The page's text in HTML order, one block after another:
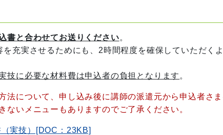
書と合わせてお送りください。
充実させるためにも、2時間程度を確保していただくよ
技に必要な材料費は申込者の負担となります 。
について、申し込み後に講師の派遣元から申込者さ
いメニューもありますのでご了承ください。
実技）[DOC：23KB]